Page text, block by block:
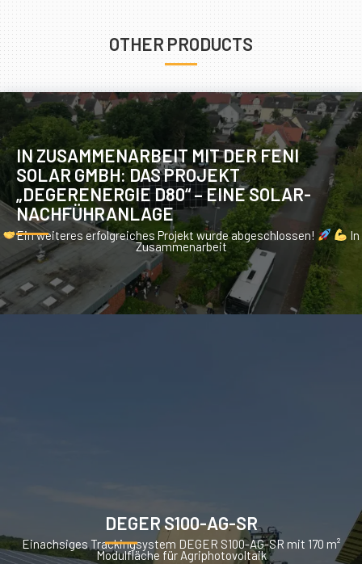
OTHER PRODUCTS
IN ZUSAMMENARBEIT MIT DER FENI
SOLAR GMBH: DAS PROJEKT
„DEGERENERGIE D80“ – EINE SOLAR-
NACHFÜHRANLAGE
Ein weiteres erfolgreiches Projekt wurde abgeschlossen!
In
Zusammenarbeit
DEGER S100-AG-SR
Einachsiges Trackingsystem DEGER S100-AG-SR mit 170 m²
Modulfläche für Agriphotovoltaik